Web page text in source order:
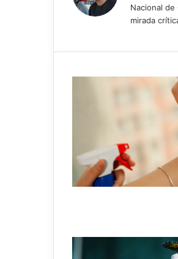
Nacional
mirada